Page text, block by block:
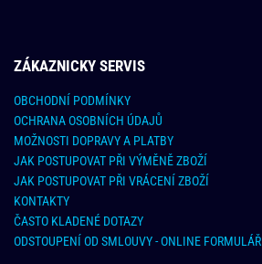
ZÁKAZNICKY SERVIS
OBCHODNÍ PODMÍNKY
OCHRANA OSOBNÍCH ÚDAJŮ
MOŽNOSTI DOPRAVY A PLATBY
JAK POSTUPOVAT PŘI VÝMĚNĚ ZBOŽÍ
JAK POSTUPOVAT PŘI VRÁCENÍ ZBOŽÍ
KONTAKTY
ČASTO KLADENÉ DOTAZY
ODSTOUPENÍ OD SMLOUVY - ONLINE FORMULÁŘ